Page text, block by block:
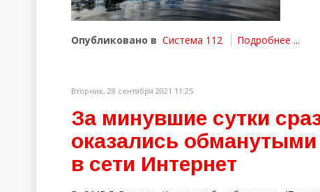
Опубликовано в Система 112 Подробнее ...
Вторник, 28 сентября 2021 11:25
За минувшие сутки
оказались
в сети Интернет